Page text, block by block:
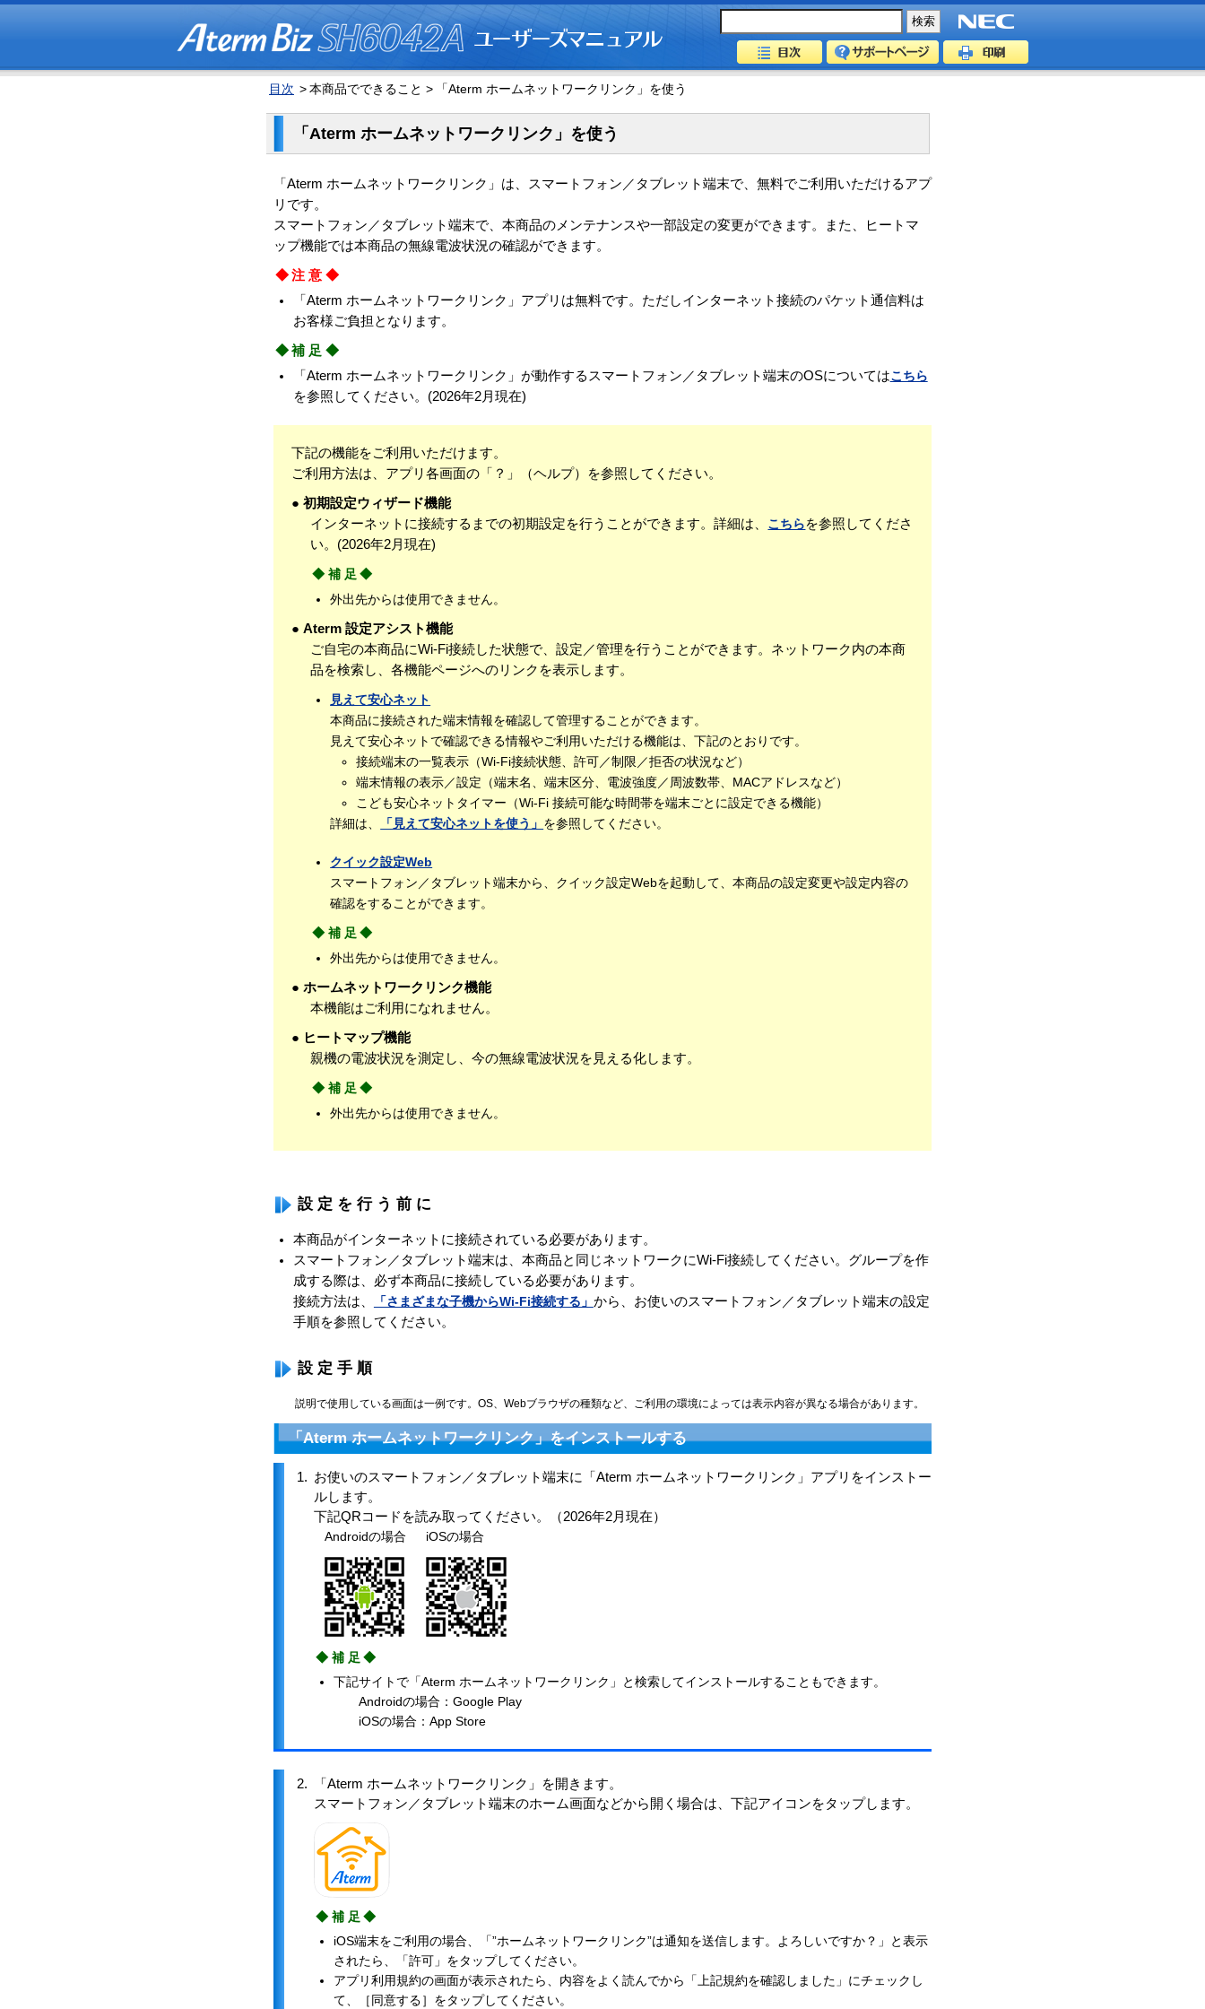
目次 >本商品でできること > 「Aterm ホームネットワークリンク」を使う
「Aterm ホームネットワークリンク」を使う
「Aterm ホームネットワークリンク」は、スマートフォン／タブレット端末で、無料でご利用いただけるアプ
リです。
スマートフォン／タブレット端末で、本商品のメンテナンスや一部設定の変更ができます。また、ヒートマ
ップ機能では本商品の無線電波状況の確認ができます。
◆注意◆
「Aterm ホームネットワークリンク」アプリは無料です。ただしインターネット接続のパケット通信料は
お客様ご負担となります。
◆補足◆
「Aterm ホームネットワークリンク」が動作するスマートフォン／タブレット端末のOSについてはこちら
を参照してください。(2026年2月現在)
下記の機能をご利用いただけます。
ご利用方法は、アプリ各画面の「？」（ヘルプ）を参照してください。
● 初期設定ウィザード機能
インターネットに接続するまでの初期設定を行うことができます。詳細は、 こちらを参照してくださ
い。(2026年2月現在)
◆補足◆
外出先からは使用できません。
● Aterm 設定アシスト機能
ご自宅の本商品にWi-Fi接続した状態で、設定／管理を行うことができます。ネットワーク内の本商
品を検索し、各機能ページへのリンクを表示します。
見えて安心ネット
本商品に接続された端末情報を確認して管理することができます。
見えて安心ネットで確認できる情報やご利用いただける機能は、下記のとおりです。
接続端末の一覧表示（Wi-Fi接続状態、許可／制限／拒否の状況など）
端末情報の表示／設定（端末名、端末区分、電波強度／周波数帯、MACアドレスなど）
こども安心ネットタイマー（Wi-Fi 接続可能な時間帯を端末ごとに設定できる機能）
詳細は、
「見えて安心ネットを使う」 を参照してください。
クイック設定Web
スマートフォン／タブレット端末から、クイック設定Webを起動して、本商品の設定変更や設定内容の
確認をすることができます。
◆補足◆
外出先からは使用できません。
● ホームネットワークリンク機能
本機能はご利用になれません。
● ヒートマップ機能
親機の電波状況を測定し、今の無線電波状況を見える化します。
◆補足◆
外出先からは使用できません。
設定を行う前に
本商品がインターネットに接続されている必要があります。
スマートフォン／タブレット端末は、本商品と同じネットワークにWi-Fi接続してください。グループを作
成する際は、必ず本商品に接続している必要があります。
接続方法は、
「さまざまな子機からWi-Fi接続する」 から、お使いのスマートフォン／タブレット端末の設定
手順を参照してください。
設定手順
説明で使用している画面は一例です。OS、Webブラウザの種類など、ご利用の環境によっては表示内容が異なる場合があります。
「Aterm ホームネットワークリンク」をインストールする
1. お使いのスマートフォン／タブレット端末に「Aterm ホームネットワークリンク」アプリをインストー
ルします。
下記QRコードを読み取ってください。（2026年2月現在）
Androidの場合
iOSの場合
◆補足◆
下記サイトで「Aterm ホームネットワークリンク」と検索してインストールすることもできます。
Androidの場合：Google Play
iOSの場合：App Store
2.
「Aterm ホームネットワークリンク」を開きます。
スマートフォン／タブレット端末のホーム画面などから開く場合は、下記アイコンをタップします。
◆補足◆
iOS端末をご利用の場合、「”ホームネットワークリンク”は通知を送信します。よろしいですか？」と表示
されたら、「許可」をタップしてください。
アプリ利用規約の画面が表示されたら、内容をよく読んでから「上記規約を確認しました」にチェックし
て、［同意する］をタップしてください。